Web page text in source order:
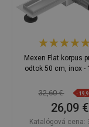
Mexen Flat korpus
odtok 50 cm, inox -
32,60 € -
26,09 €
Katalógová cena: